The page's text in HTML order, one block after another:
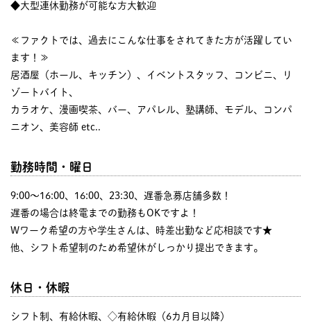
◆大型連休勤務が可能な方大歓迎
≪ファクトでは、過去にこんな仕事をされてきた方が活躍してい
ます！≫
居酒屋（ホール、キッチン）、イベントスタッフ、コンビニ、リ
ゾートバイト、
カラオケ、漫画喫茶、バー、アパレル、塾講師、モデル、コンパ
ニオン、美容師 etc..
勤務時間・曜日
9:00〜16:00、16:00、23:30、遅番急募店舗多数！
遅番の場合は終電までの勤務もOKですよ！
Wワーク希望の方や学生さんは、時差出勤など応相談です★
他、シフト希望制のため希望休がしっかり提出できます。
休日・休暇
シフト制、有給休暇、◇有給休暇（6カ月目以降）